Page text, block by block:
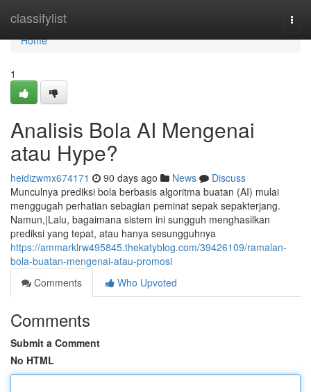
classifylist
Home
Home
1
Analisis Bola AI Mengenai
atau Hype?
heidizwmx674171 90 days ago News
Discuss
Munculnya prediksi bola berbasis algoritma buatan (AI) mulai
menggugah perhatian sebagian peminat sepak sepakterjang.
Namun,|Lalu, bagaimana sistem ini sungguh menghasilkan
prediksi yang tepat, atau hanya sesungguhnya
https://ammarklrw495845.thekatyblog.com/39426109/ramalan-
bola-buatan-mengenai-atau-promosi
Comments
Who Upvoted
Comments
Submit a Comment
No HTML